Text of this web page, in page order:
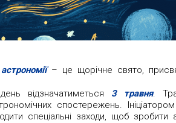
– це щорічне свято,
відзначатиметься 3 травня.
спостережень.
спеціальні заходи, щоб